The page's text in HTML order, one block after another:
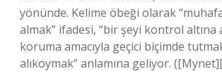
yönünde. Kelime öbeği olarak
almak” ifadesi, “bir şeyi kontrol altına
koruma amacıyla geçici biçimde
alıkoymak” anlamına geliyor.